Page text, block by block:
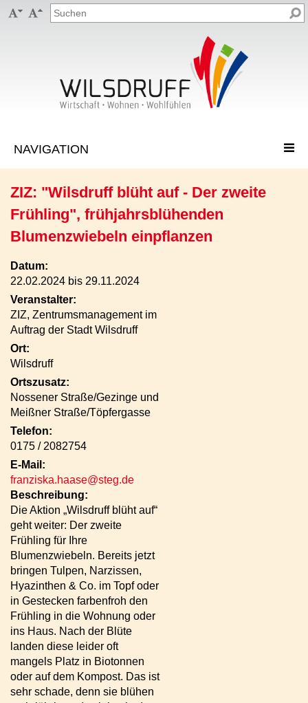
 
ZIZ: "Wilsdruff blüht auf - Der zweite
Frühling", frühjahrsblühenden
Blumenzwiebeln einpflanzen
Datum:
22.02.2024 bis 29.11.2024
Veranstalter:
ZIZ, Zentrumsmanagement im
Auftrag der Stadt Wilsdruff
Ort:
Wilsdruff
Ortszusatz:
Nossener Straße/Gezinge und
Meißner Straße/Töpfergasse
Telefon:
0175 / 2082754
E-Mail:
franziska.haase@steg.de
Beschreibung:
Die Aktion „Wilsdruff blüht auf“
geht weiter: Der zweite
Frühling für Ihre
Blumenzwiebeln. Bereits jetzt
bringen Tulpen, Narzissen,
Hyazinthen & Co. im Topf oder
in Gestecken farbenfroh den
Frühling in die Wohnung oder
ins Haus. Nach der Blüte
landen diese leider oft
mangels Platz in Biotonnen
oder auf dem Kompost. Das ist
sehr schade, denn sie blühen